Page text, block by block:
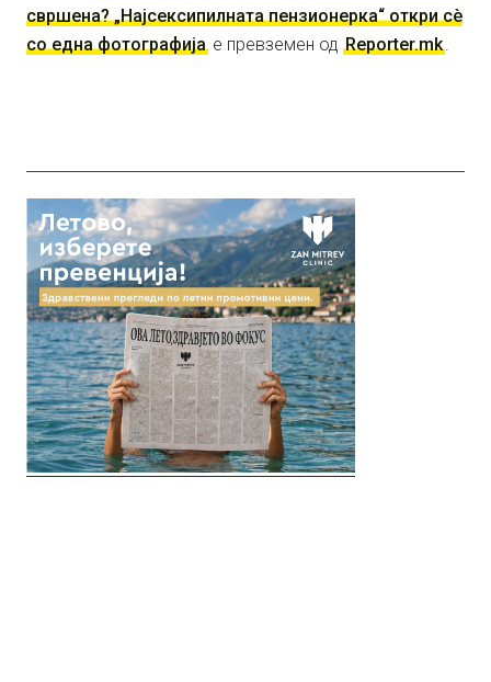
свршена? „Најсексипилната пензионерка“ откри сè
со една фотографија е превземен од Reporter.mk.